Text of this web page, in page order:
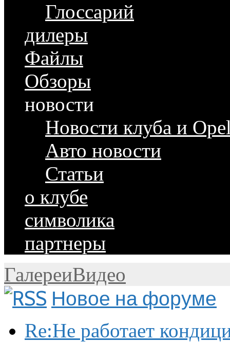
Глоссарий
дилеры
Файлы
Обзоры
новости
Новости клуба и
Авто новости
Статьи
о клубе
символика
партнеры
ГалереиВидео
Новое на форуме
Re:Не работает